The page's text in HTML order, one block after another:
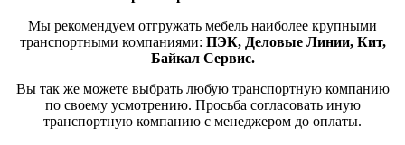
Мы рекомендуем отгружать мебель наиболее крупными
транспортными компаниями: ПЭК, Деловые Линии, Кит,
Байкал Сервис.
Вы так же можете выбрать любую транспортную компанию
по своему усмотрению. Просьба согласовать иную
транспортную компанию с менеджером до оплаты.